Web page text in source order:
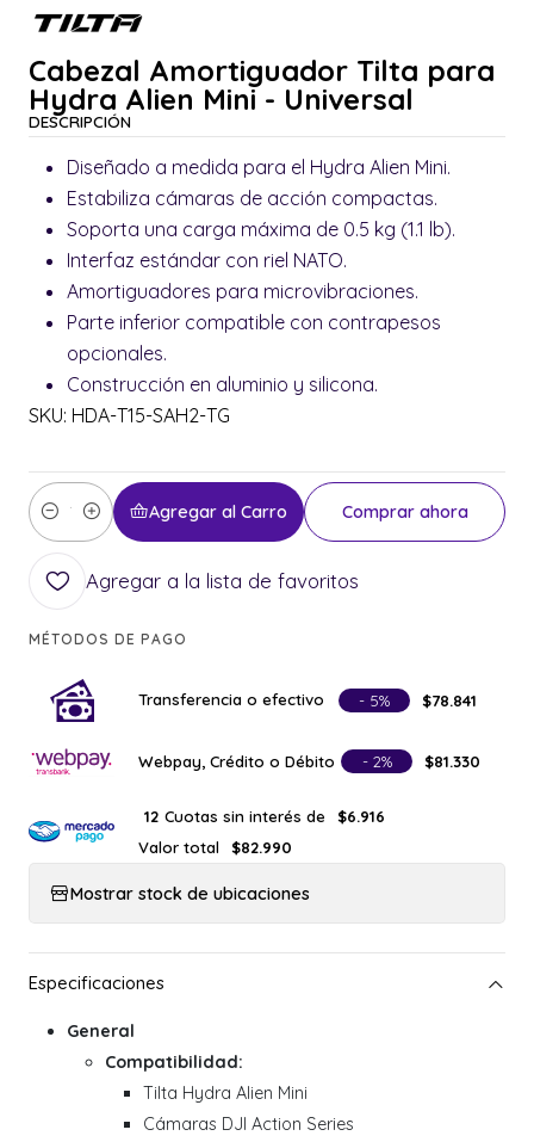
Cabezal Amortiguador Tilta para
Hydra Alien Mini - Universal
DESCRIPCIÓN
Diseñado a medida para el Hydra Alien Mini.
Estabiliza cámaras de acción compactas.
Soporta una carga máxima de 0.5 kg (1.1 lb).
Interfaz estándar con riel NATO.
Amortiguadores para microvibraciones.
Parte inferior compatible con contrapesos
opcionales.
Construcción en aluminio y silicona.
SKU: HDA-T15-SAH2-TG
Cantidad
Agregar al Carro Comprar ahora
Agregar a la lista de favoritos
MÉTODOS DE PAGO
Transferencia o efectivo - 5% $78.841
Webpay, Crédito o Débito - 2% $81.330
12 Cuotas sin interés de
$6.916
Valor total
$82.990
Mostrar stock de ubicaciones
General
Compatibilidad:
Tilta Hydra Alien Mini
Cámaras DJI Action Series